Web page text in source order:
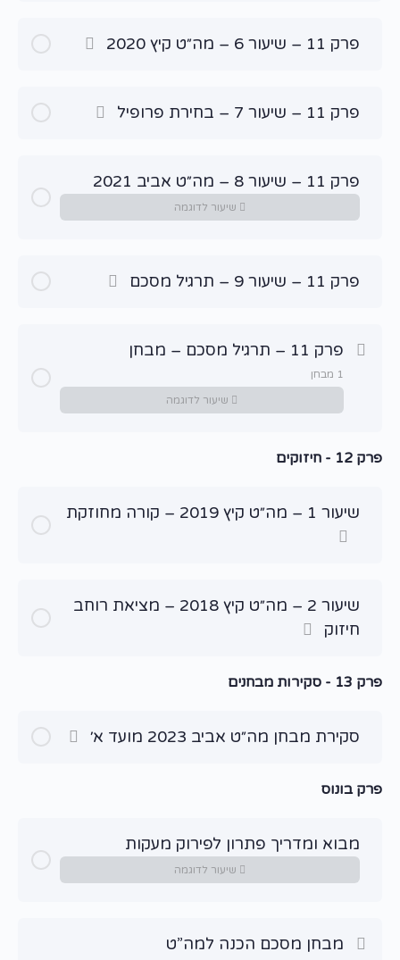
פרק 11 – שיעור 6 – מה״ט קיץ 2020
פרק 11 – שיעור 7 – בחירת פרופיל
פרק 11 – שיעור 8 – מה״ט אביב 2021
שיעור לדוגמה
פרק 11 – שיעור 9 – תרגיל מסכם
פרק 11 – תרגיל מסכם – מבחן
1 מבחן
שיעור לדוגמה
שיעור תוכן
פרק 11 – מבחן מסכם
פרק 12 - חיזוקים
שיעור 1 – מה״ט קיץ 2019 – קורה מחוזקת
שיעור 2 – מה״ט קיץ 2018 – מציאת רוחב
חיזוק
פרק 13 - סקירות מבחנים
סקירת מבחן מה״ט אביב 2023 מועד א׳
פרק בונוס
מבוא ומדריך פתרון לפירוק מעקות
שיעור לדוגמה
מבחן מסכם הכנה למה”ט